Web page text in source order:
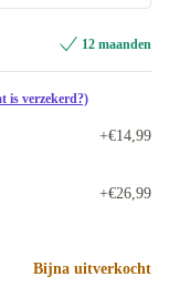
12 maanden
is verzekerd?)
+€14,99
+€26,99
Bijna uitverkocht